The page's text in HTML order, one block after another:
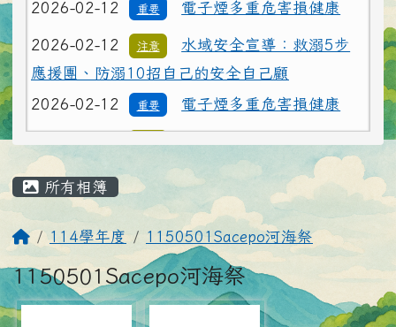
應援團、防溺10招自己的安全自己顧
2026-02-12 電子煙多重危害損健康
應援團、防溺10招自己的安全自己顧
主內容區域
所有相簿
回首頁114學年度 1150501Sacepo河海祭
1150501Sacepo河海祭
photo-6052